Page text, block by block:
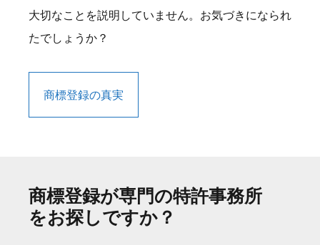
大切なことを説明していません。お気づきになられ
たでしょうか？
商標登録の真実
商標登録が専門の特許事務所
をお探しですか？